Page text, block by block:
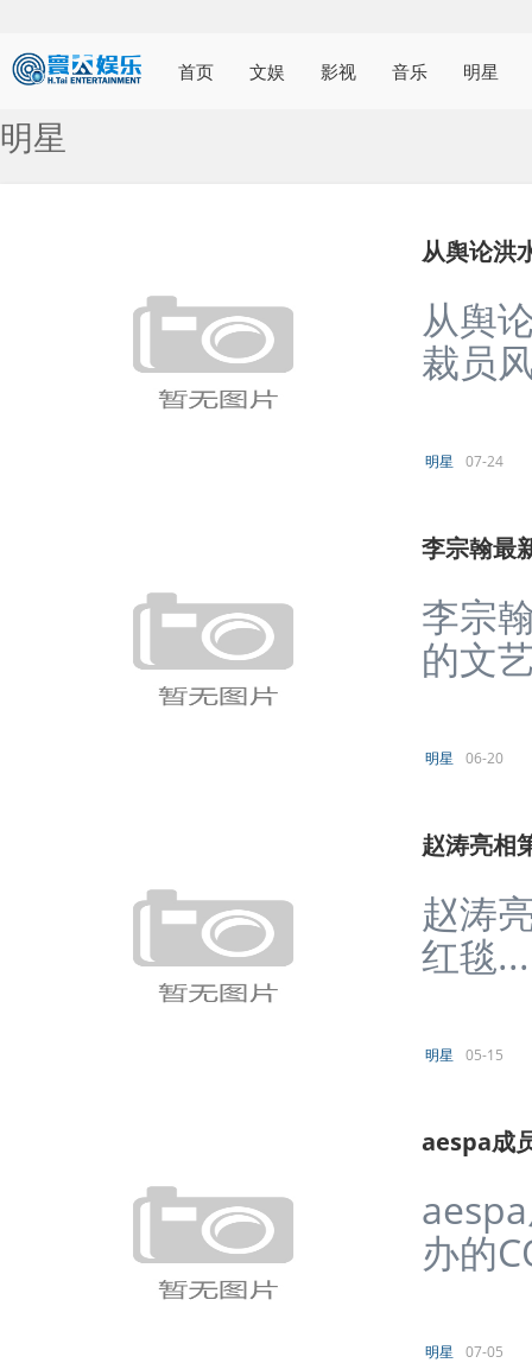
首页 文娱 影视 音乐 明星
明星
从舆论洪
从舆
裁员
明星 07-24
李宗翰最
李宗
的文
明星 06-20
赵涛亮相
赵涛
红毯...
明星 05-15
aespa成
办的
明星 07-05